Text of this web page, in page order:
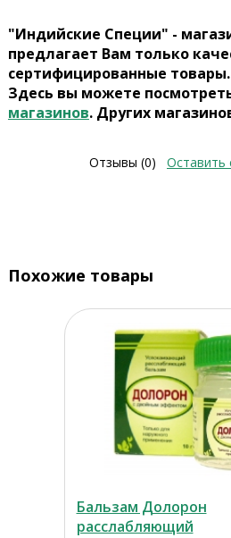
"Индийские Специи" -
предлагает Вам только
сертифицированные товары.
Здесь вы можете
магазинов. Других
Отзывы (0) Оставить
Похожие товары
Бальзам Долорон
расслабляющий